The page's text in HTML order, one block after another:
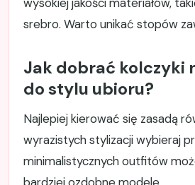
srebro. Warto unikać stopów
Jak dobrać kolczyki
do stylu ubioru?
Najlepiej kierować się zasadą
wyrazistych stylizacji wybieraj
minimalistycznych outfitów